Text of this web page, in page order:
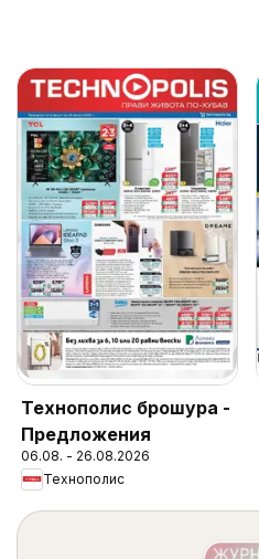
Технополис брошура -
Предложения
06.08. - 26.08.2026
Технополис